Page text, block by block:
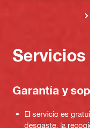
Servicios
Garantía y
El servicio es
desgaste, la